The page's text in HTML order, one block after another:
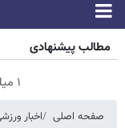
مطالب پیشنهادی
۱ میلیارد اعتبار خرید طلا | بدون ضامن و چک
صفحه اصلی اخبار